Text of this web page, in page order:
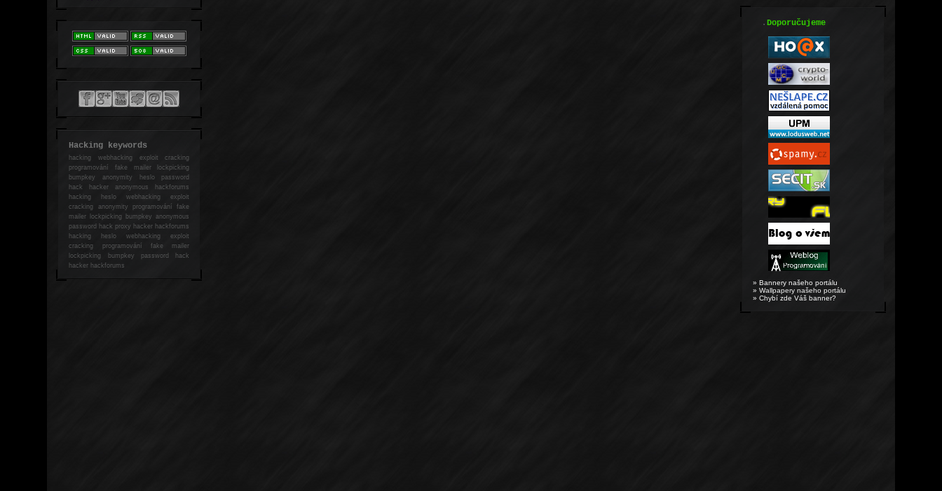
Hacking keywords
hackingwebhacking exploit cracking
programování fake mailer lockpicking
bumpkey anonymity heslo password
hackhacker anonymous hackforums
hackingheslo webhacking exploit
cracking anonymity programování fake
mailer lockpicking bumpkey anonymous
password hack proxy hacker hackforums
hacking heslo webhacking exploit
cracking programování fake mailer
lockpicking bumpkey password hack
hackerhackforums
.Doporučujeme
» Bannery našeho portálu
» Wallpapery našeho portálu
» Chybí zde Váš banner?